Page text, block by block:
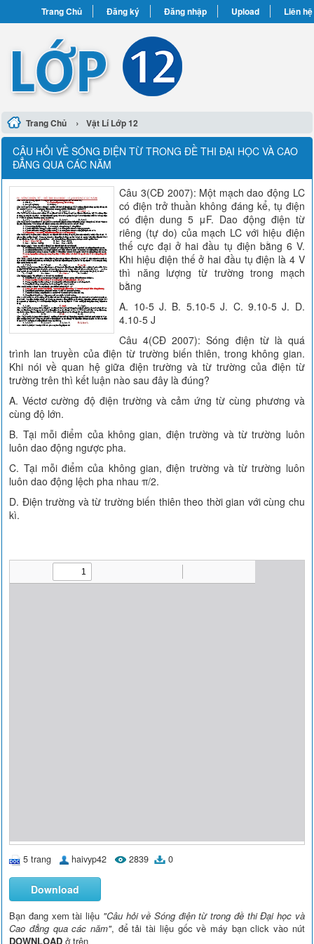
Trang Chủ Đăng ký Đăng nhập Upload Liên hệ
Trang Chủ › Vật Lí Lớp 12
CÂU HỎI VỀ SÓNG ĐIỆN TỪ TRONG ĐỀ THI ĐẠI HỌC VÀ CAO
ĐẲNG QUA CÁC NĂM
Câu 3(CĐ 2007): Một mạch dao động LC
có điện trở thuần không đáng kể, tụ điện
có điện dung 5 μF. Dao động điện từ
riêng (tự do) của mạch LC với hiệu điện
thế cực đại ở hai đầu tụ điện bằng 6 V.
Khi hiệu điện thế ở hai đầu tụ điện là 4 V
thì năng lượng từ trường trong mạch
bằng
A. 10-5 J. B. 5.10-5 J. C. 9.10-5 J. D.
4.10-5 J
Câu 4(CĐ 2007): Sóng điện từ là quá
trình lan truyền của điện từ trường biến thiên, trong không gian.
Khi nói về quan hệ giữa điện trường và từ trường của điện từ
trường trên thì kết luận nào sau đây là đúng?
A. Véctơ cường độ điện trường và cảm ứng từ cùng phương và
cùng độ lớn.
B. Tại mỗi điểm của không gian, điện trường và từ trường luôn
luôn dao động ngược pha.
C. Tại mỗi điểm của không gian, điện trường và từ trường luôn
luôn dao động lệch pha nhau π/2.
D. Điện trường và từ trường biến thiên theo thời gian với cùng chu
kì.
5 trang haivyp42 2839 0
Download
Bạn đang xem tài liệu "Câu hỏi về Sóng điện từ trong đề thi Đại học và
Cao đẳng qua các năm", để tải tài liệu gốc về máy bạn click vào nút
DOWNLOAD ở trên